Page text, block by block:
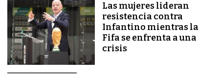
Las mujeres lideran
resistencia contra
Infantino mientras la
Fifa se enfrenta a una
crisis